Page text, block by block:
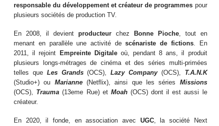
responsable du développement et créateur de programmes pour
plusieurs sociétés de production TV.
En 2008, il devient producteurchez Bonne Pioche, tout en
menant en parallèle une activité descénariste de fictions. En
2011, il rejoint
Empreinte Digitaleoù, pendant 8 ans, il produit
plusieurs longs-métrages de cinéma et des séries multi-primées
telles queLes Grands(OCS),Lazy Company(OCS), T.A.N.K
(Studio+) ou Marianne(Netflix), ainsi que les séries Missions
(OCS), Trauma(13eme Rue) etMoah(OCS) dont il est aussi le
créateur.
En 2020, il fonde, en association avec UGC, la société Next